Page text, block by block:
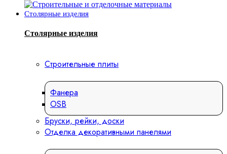
Столярные изделия
Столярные изделия
Строительные плиты
Фанера
OSB
Бруски, рейки, доски
Отделка декоративными панелями